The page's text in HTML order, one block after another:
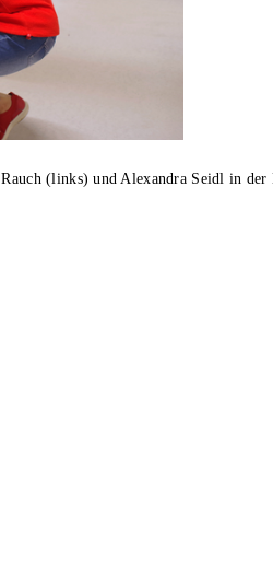
(links) und Alexandra Seidl in